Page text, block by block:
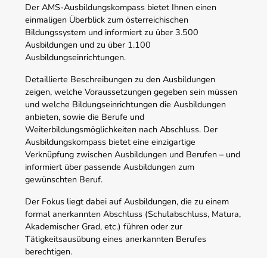
Der AMS-Ausbildungskompass bietet Ihnen einen
einmaligen Überblick zum österreichischen
Bildungssystem und informiert zu über 3.500
Ausbildungen und zu über 1.100
Ausbildungseinrichtungen.
Detaillierte Beschreibungen zu den Ausbildungen
zeigen, welche Voraussetzungen gegeben sein müssen
und welche Bildungseinrichtungen die Ausbildungen
anbieten, sowie die Berufe und
Weiterbildungsmöglichkeiten nach Abschluss. Der
Ausbildungskompass bietet eine einzigartige
Verknüpfung zwischen Ausbildungen und Berufen – und
informiert über passende Ausbildungen zum
gewünschten Beruf.
Der Fokus liegt dabei auf Ausbildungen, die zu einem
formal anerkannten Abschluss (Schulabschluss, Matura,
Akademischer Grad, etc.) führen oder zur
Tätigkeitsausübung eines anerkannten Berufes
berechtigen.